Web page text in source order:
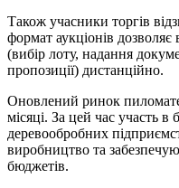
Також учасники торгів
формат аукціонів
(вибір лоту, надання
пропозиції) дистанційно.
Оновлений ринок
місяці. За цей час участь в
деревообробних
виробництво та
бюджетів.